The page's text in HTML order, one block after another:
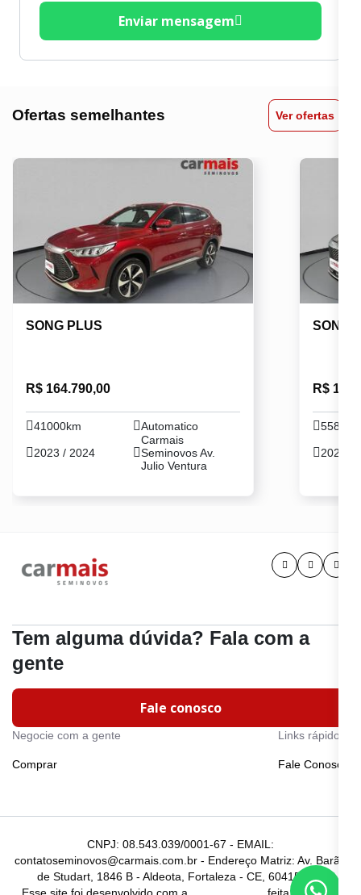
Enviar mensagem
Ofertas semelhantes Ver ofertas
SONG PLUS
R$ 164.790,00
41000km Automatico
2023 / 2024
Carmais
Seminovos Av.
Julio Ventura
SONG
R$
2022 /
Tem alguma dúvida? Fala com a
gente
Fale conosco
Negocie com a gente
Comprar
Links rápidos
Fale Conosco
CNPJ: 08.543.039/0001-67 - EMAIL:
contatoseminovos@carmais.com.br - Endereço Matriz: Av. Barão
de Studart, 1846 B - Aldeota, Fortaleza - CE, 60415-510